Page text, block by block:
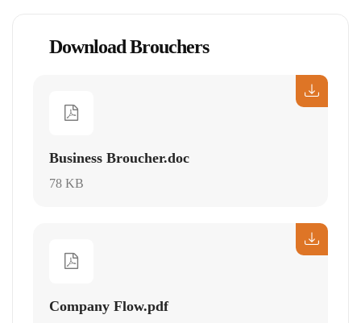
Download Brouchers
Business Broucher.doc
78 KB
Company Flow.pdf